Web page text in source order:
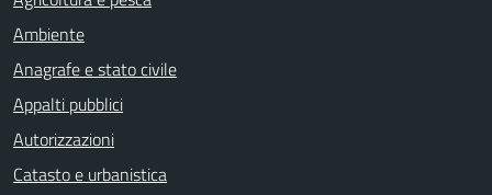
Ambiente
Anagrafe e stato civile
Appalti pubblici
Autorizzazioni
Catasto e urbanistica